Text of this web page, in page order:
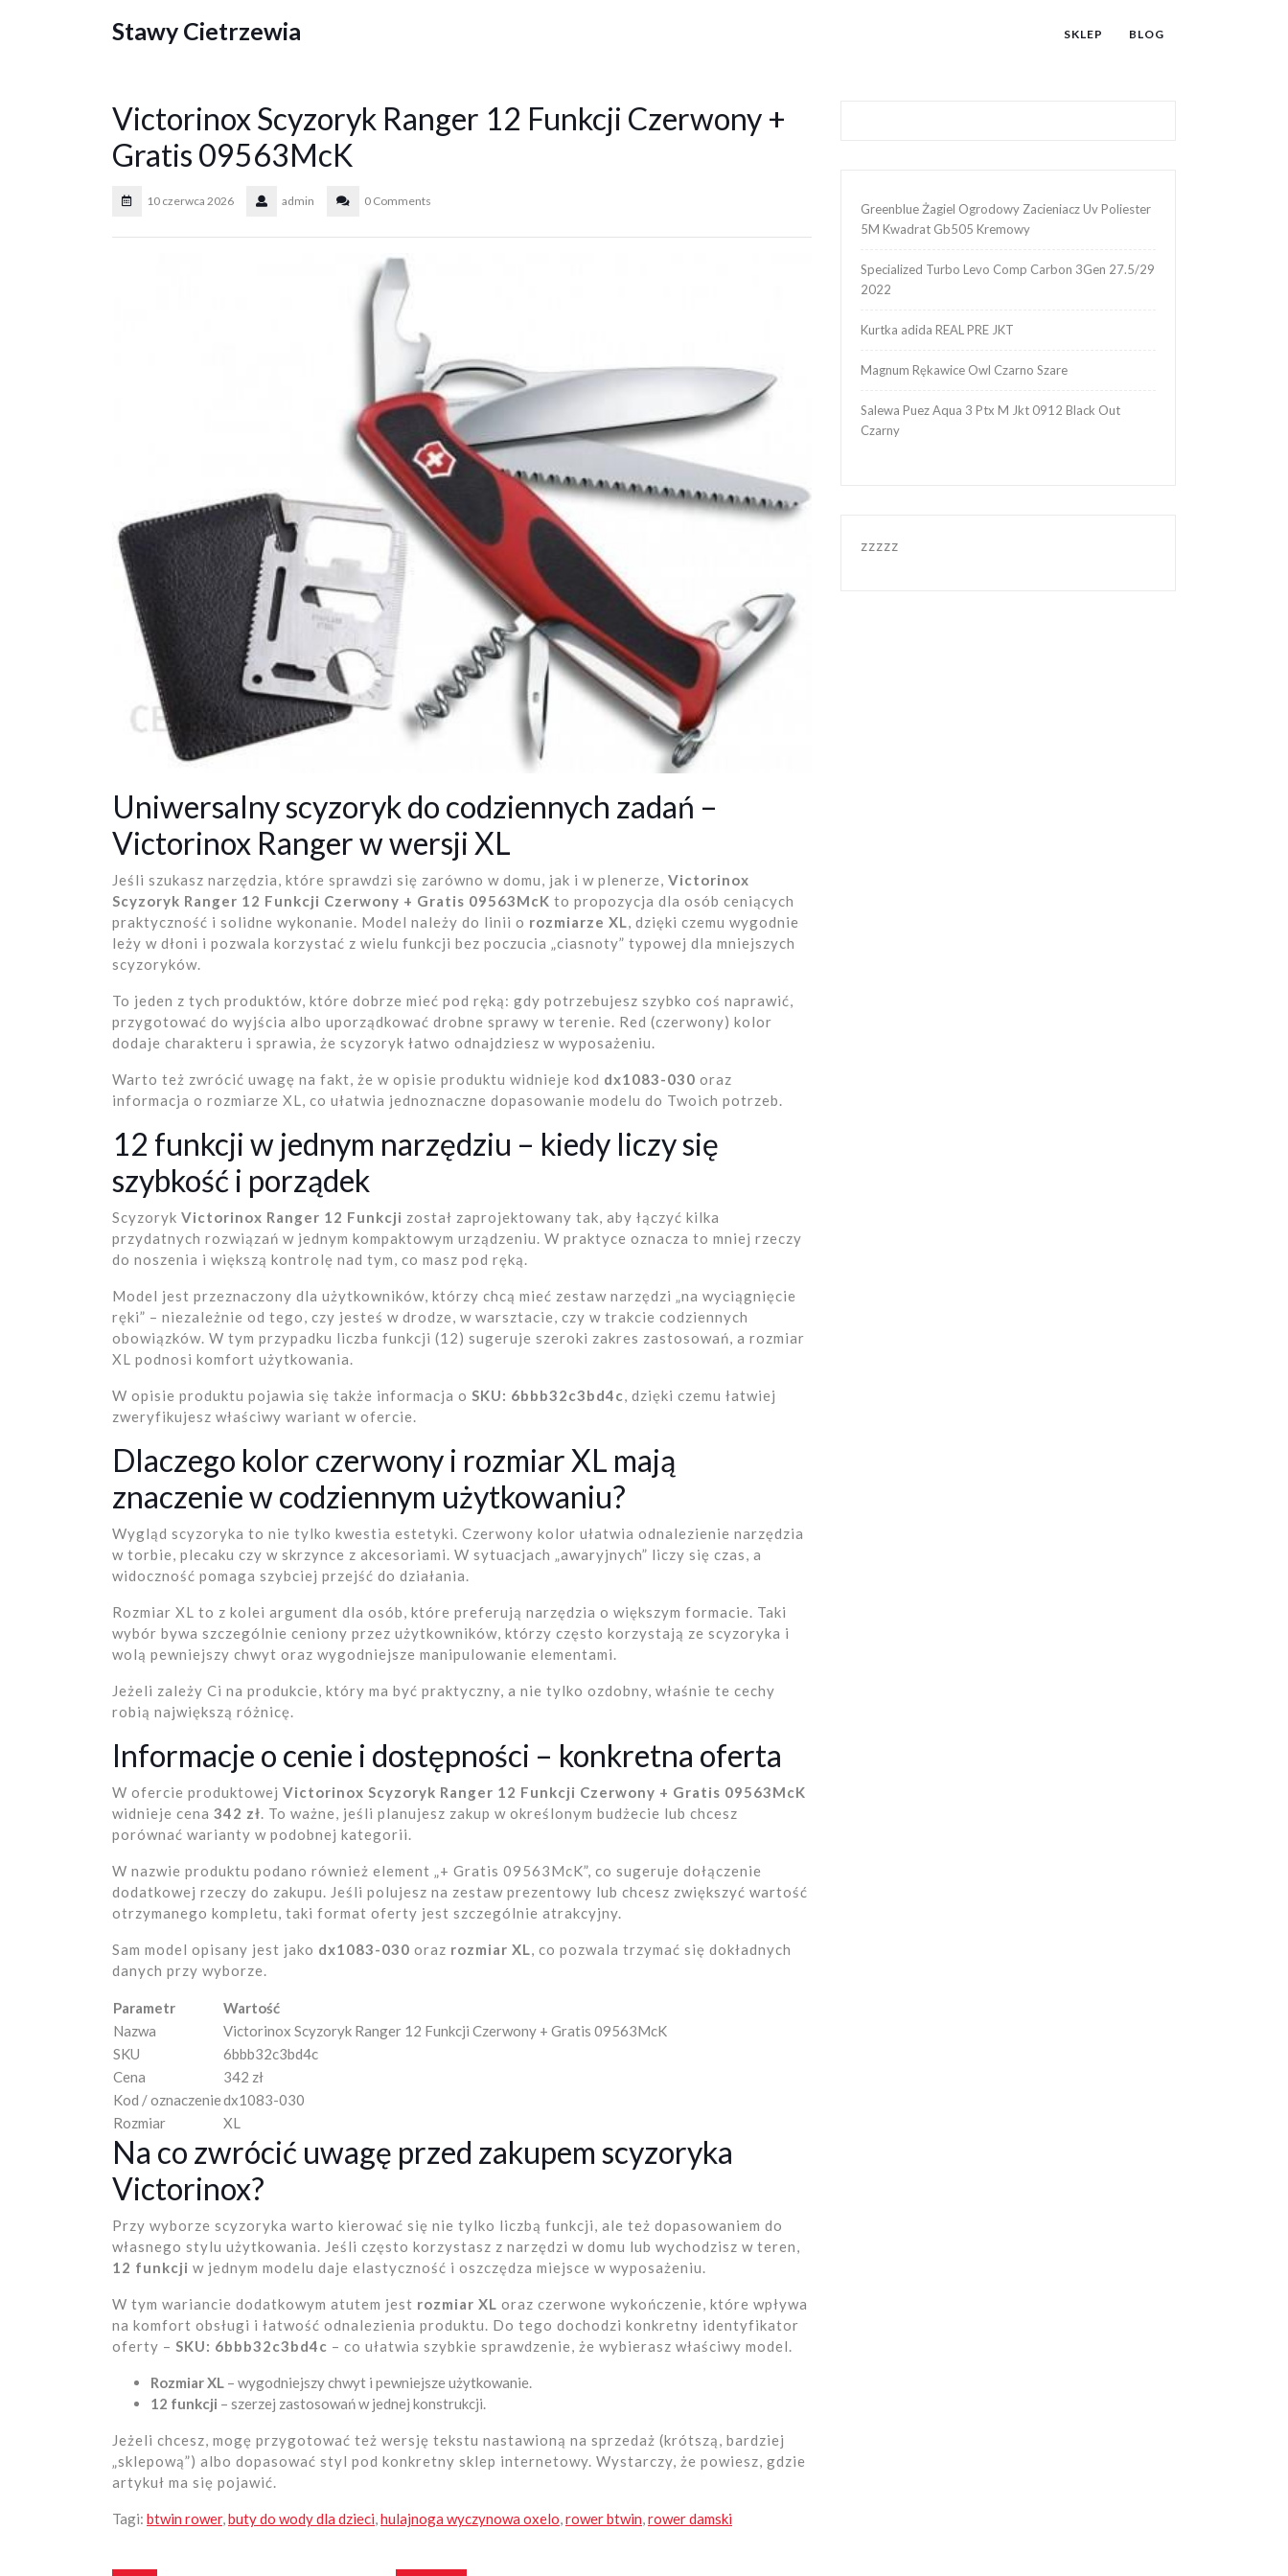
Stawy Cietrzewia SKLEP BLOG
Victorinox Scyzoryk Ranger 12 Funkcji Czerwony +
Gratis 09563McK
10 czerwca 2026 admin 0 Comments
Uniwersalny scyzoryk do codziennych zadań –
Victorinox Ranger w wersji XL
Jeśli szukasz narzędzia, które sprawdzi się zarówno w domu, jak i w plenerze, Victorinox
Scyzoryk Ranger 12 Funkcji Czerwony + Gratis 09563McK to propozycja dla osób ceniących
praktyczność i solidne wykonanie. Model należy do linii o rozmiarze XL, dzięki czemu wygodnie
leży w dłoni i pozwala korzystać z wielu funkcji bez poczucia „ciasnoty” typowej dla mniejszych
scyzoryków.
To jeden z tych produktów, które dobrze mieć pod ręką: gdy potrzebujesz szybko coś naprawić,
przygotować do wyjścia albo uporządkować drobne sprawy w terenie. Red (czerwony) kolor
dodaje charakteru i sprawia, że scyzoryk łatwo odnajdziesz w wyposażeniu.
Warto też zwrócić uwagę na fakt, że w opisie produktu widnieje kod dx1083-030 oraz
informacja o rozmiarze XL, co ułatwia jednoznaczne dopasowanie modelu do Twoich potrzeb.
12 funkcji w jednym narzędziu – kiedy liczy się
szybkość i porządek
Scyzoryk Victorinox Ranger 12 Funkcji został zaprojektowany tak, aby łączyć kilka
przydatnych rozwiązań w jednym kompaktowym urządzeniu. W praktyce oznacza to mniej rzeczy
do noszenia i większą kontrolę nad tym, co masz pod ręką.
Model jest przeznaczony dla użytkowników, którzy chcą mieć zestaw narzędzi „na wyciągnięcie
ręki” – niezależnie od tego, czy jesteś w drodze, w warsztacie, czy w trakcie codziennych
obowiązków. W tym przypadku liczba funkcji (12) sugeruje szeroki zakres zastosowań, a rozmiar
XL podnosi komfort użytkowania.
W opisie produktu pojawia się także informacja o SKU: 6bbb32c3bd4c, dzięki czemu łatwiej
zweryfikujesz właściwy wariant w ofercie.
Dlaczego kolor czerwony i rozmiar XL mają
znaczenie w codziennym użytkowaniu?
Wygląd scyzoryka to nie tylko kwestia estetyki. Czerwony kolor ułatwia odnalezienie narzędzia
w torbie, plecaku czy w skrzynce z akcesoriami. W sytuacjach „awaryjnych” liczy się czas, a
widoczność pomaga szybciej przejść do działania.
Rozmiar XL to z kolei argument dla osób, które preferują narzędzia o większym formacie. Taki
wybór bywa szczególnie ceniony przez użytkowników, którzy często korzystają ze scyzoryka i
wolą pewniejszy chwyt oraz wygodniejsze manipulowanie elementami.
Jeżeli zależy Ci na produkcie, który ma być praktyczny, a nie tylko ozdobny, właśnie te cechy
robią największą różnicę.
Informacje o cenie i dostępności – konkretna oferta
W ofercie produktowej Victorinox Scyzoryk Ranger 12 Funkcji Czerwony + Gratis 09563McK
widnieje cena 342 zł. To ważne, jeśli planujesz zakup w określonym budżecie lub chcesz
porównać warianty w podobnej kategorii.
W nazwie produktu podano również element „+ Gratis 09563McK”, co sugeruje dołączenie
dodatkowej rzeczy do zakupu. Jeśli polujesz na zestaw prezentowy lub chcesz zwiększyć wartość
otrzymanego kompletu, taki format oferty jest szczególnie atrakcyjny.
Sam model opisany jest jako dx1083-030 oraz rozmiar XL, co pozwala trzymać się dokładnych
danych przy wyborze.
Parametr
Wartość
Nazwa
Victorinox Scyzoryk Ranger 12 Funkcji Czerwony + Gratis 09563McK
SKU
6bbb32c3bd4c
Cena
342 zł
Kod / oznaczeniedx1083-030
Rozmiar
XL
Na co zwrócić uwagę przed zakupem scyzoryka
Victorinox?
Przy wyborze scyzoryka warto kierować się nie tylko liczbą funkcji, ale też dopasowaniem do
własnego stylu użytkowania. Jeśli często korzystasz z narzędzi w domu lub wychodzisz w teren,
12 funkcji w jednym modelu daje elastyczność i oszczędza miejsce w wyposażeniu.
W tym wariancie dodatkowym atutem jest rozmiar XL oraz czerwone wykończenie, które wpływa
na komfort obsługi i łatwość odnalezienia produktu. Do tego dochodzi konkretny identyfikator
oferty – SKU: 6bbb32c3bd4c – co ułatwia szybkie sprawdzenie, że wybierasz właściwy model.
Rozmiar XL – wygodniejszy chwyt i pewniejsze użytkowanie.
12 funkcji – szerzej zastosowań w jednej konstrukcji.
Jeżeli chcesz, mogę przygotować też wersję tekstu nastawioną na sprzedaż (krótszą, bardziej
„sklepową”) albo dopasować styl pod konkretny sklep internetowy. Wystarczy, że powiesz, gdzie
artykuł ma się pojawić.
Tagi: btwin rower,buty do wody dla dzieci,hulajnoga wyczynowa oxelo,rower btwin,rower damski
Greenblue Żagiel Ogrodowy Zacieniacz Uv Poliester
5M Kwadrat Gb505 Kremowy
Specialized Turbo Levo Comp Carbon 3Gen 27.5/29
2022
Kurtka adida REAL PRE JKT
Magnum Rękawice Owl Czarno Szare
Salewa Puez Aqua 3 Ptx M Jkt 0912 Black Out
Czarny
zzzzz